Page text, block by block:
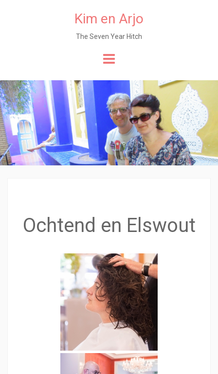
Kim en Arjo
The Seven Year Hitch
de
content
Ochtend en Elswout